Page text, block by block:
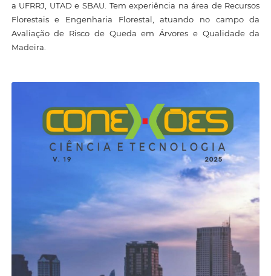
a UFRRJ, UTAD e SBAU. Tem experiência na área de Recursos
Florestais e Engenharia Florestal, atuando no campo da
Avaliação de Risco de Queda em Árvores e Qualidade da
Madeira.